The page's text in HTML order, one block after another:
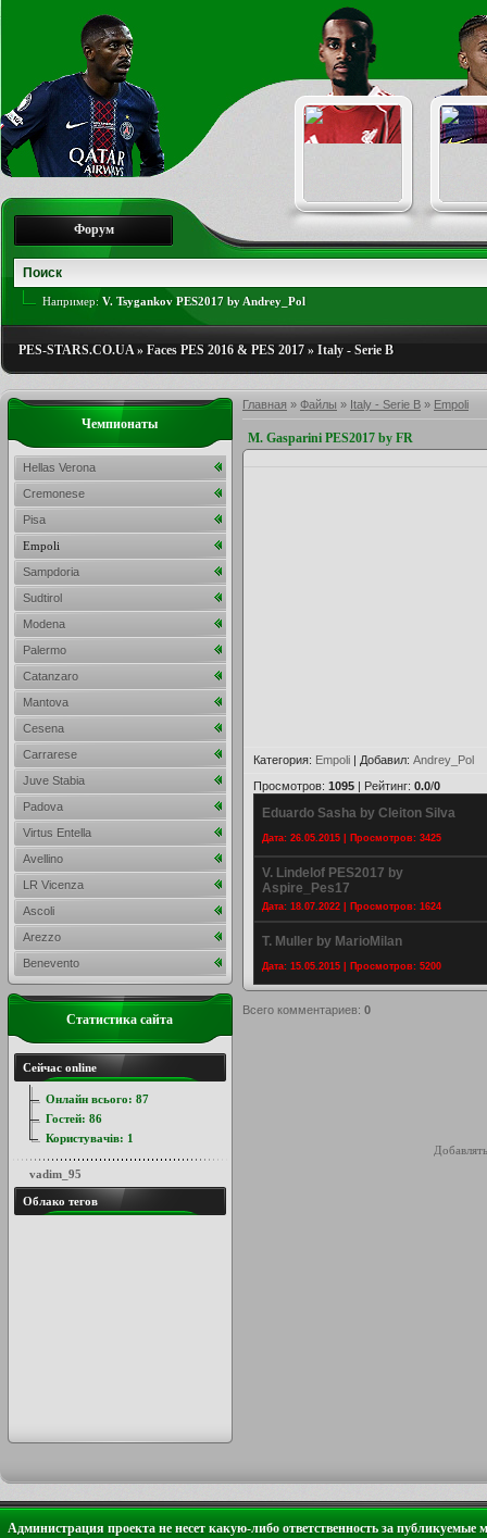
Форум
Например: V. Tsygankov PES2017 by Andrey_Pol
PES-STARS.CO.UA» Faces PES 2016 & PES 2017 » Italy - Serie B
Главная » Файлы » Italy - Serie B » Empoli
M. Gasparini PES2017 by FR
Категория: Empoli | Добавил: Andrey_Pol
Просмотров: 1095 | Рейтинг: 0.0/0
Eduardo Sasha by Cleiton Silva
Дата: 26.05.2015 | Просмотров: 3425
V. Lindelof PES2017 by
Aspire_Pes17
Дата: 18.07.2022 | Просмотров: 1624
T. Muller by MarioMilan
Дата: 15.05.2015 | Просмотров: 5200
Всего комментариев: 0
Чемпионаты
Hellas Verona
Cremonese
Pisa
Empoli
Sampdoria
Sudtirol
Modena
Palermo
Catanzaro
Mantova
Cesena
Carrarese
Juve Stabia
Padova
Virtus Entella
Avellino
LR Vicenza
Ascoli
Arezzo
Benevento
Статистика сайта
Сейчас online
Онлайн всього: 87
Гостей: 86
Користувачів: 1
vadim_95
Облако тегов
Администрация проекта не несет какую-либо ответственность за публикуемые